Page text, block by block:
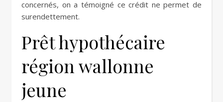
concernés, on a témoigné ce crédit ne permet de
surendettement.
Prêt hypothécaire
région wallonne
jeune